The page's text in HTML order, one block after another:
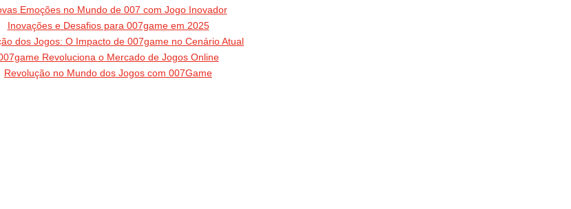
Emoções no Mundo de 007 com Jogo Inovador
Inovações e Desafios para 007game em 2025
dos Jogos: O Impacto de 007game no Cenário Atual
Revoluciona o Mercado de Jogos Online
Revolução no Mundo dos Jogos com 007Game